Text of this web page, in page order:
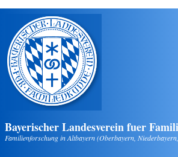
Direkt zum Inhalt
Bayerischer Landesverein fuer
Familienforschung in Altbayern (Oberbayern,